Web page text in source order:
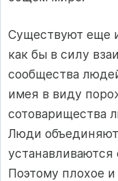
Существуют еще
как бы в силу
сообщества
имея в виду
сотоварищества
Люди
Поэтому плохое